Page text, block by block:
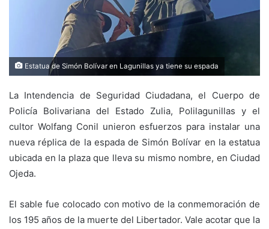
Estatua de Simón Bolívar en Lagunillas ya tiene su espada
La Intendencia de Seguridad Ciudadana, el Cuerpo de
Policía Bolivariana del Estado Zulia, Polilagunillas y el
cultor Wolfang Conil unieron esfuerzos para instalar una
nueva réplica de la espada de Simón Bolívar en la estatua
ubicada en la plaza que lleva su mismo nombre, en Ciudad
Ojeda.
El sable fue colocado con motivo de la conmemoración de
los 195 años de la muerte del Libertador. Vale acotar que la